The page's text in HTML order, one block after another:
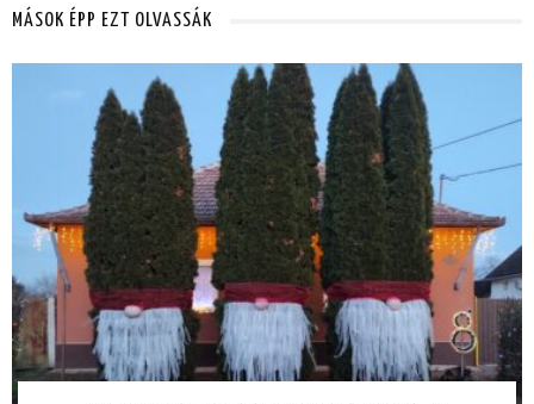
MÁSOK ÉPP EZT OLVASSÁK